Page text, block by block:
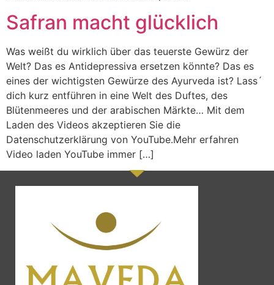
Safran macht glücklich
Was weißt du wirklich über das teuerste Gewürz der
Welt? Das es Antidepressiva ersetzen könnte? Das es
eines der wichtigsten Gewürze des Ayurveda ist? Lass´
dich kurz entführen in eine Welt des Duftes, des
Blütenmeeres und der arabischen Märkte… Mit dem
Laden des Videos akzeptieren Sie die
Datenschutzerklärung von YouTube.Mehr erfahren
Video laden YouTube immer […]